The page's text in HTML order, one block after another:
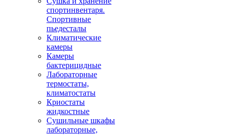
спортинвентаря.
Спортивные
пьедесталы
Климатические
камеры
Камеры
бактерицидные
Лабораторные
термостаты,
климатостаты
Криостаты
жидкостные
Сушильные шкафы
лабораторные,